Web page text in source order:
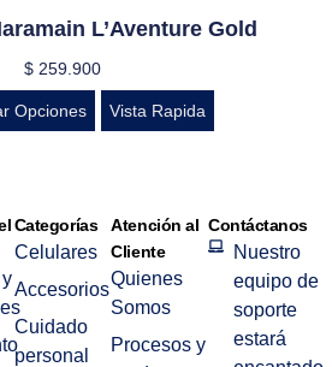
L’Aventure Gold
$ 259.900
Opciones Vista Rapida
Categorías
Celulares
Accesorios
Cuidado
personal
Atención al
Cliente
Quienes
Somos
Procesos y
Contáctanos
Nuestro
equipo de
soporte
estará